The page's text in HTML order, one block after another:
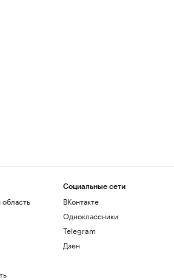
Социальные сети
ВКонтакте
Одноклассники
Telegram
Дзен